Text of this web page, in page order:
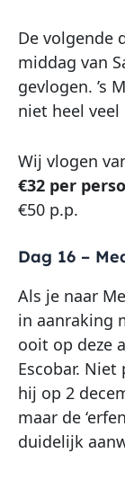
De volgende
middag van
gevlogen. ’s
niet heel veel
Wij vlogen
€32 per
€50 p.p.
Dag 16 –
Als je naar
in aanraking
ooit op deze
Escobar.
hij op 2
maar de
duidelijk